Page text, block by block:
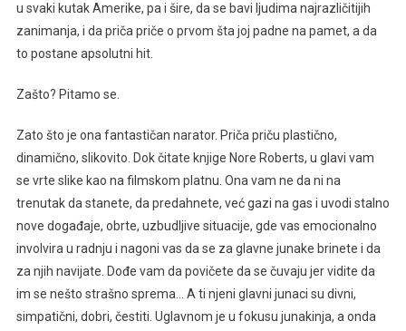
u svaki kutak Amerike, pa i šire, da se bavi ljudima najrazličitijih
zanimanja, i da priča priče o prvom šta joj padne na pamet, a da
to postane apsolutni hit.
Zašto? Pitamo se.
Zato što je ona fantastičan narator. Priča priču plastično,
dinamično, slikovito. Dok čitate knjige Nore Roberts, u glavi vam
se vrte slike kao na filmskom platnu. Ona vam ne da ni na
trenutak da stanete, da predahnete, već gazi na gas i uvodi stalno
nove događaje, obrte, uzbudljive situacije, gde vas emocionalno
involvira u radnju i nagoni vas da se za glavne junake brinete i da
za njih navijate. Dođe vam da povičete da se čuvaju jer vidite da
im se nešto strašno sprema… A ti njeni glavni junaci su divni,
simpatični, dobri, čestiti. Uglavnom je u fokusu junakinja, a onda